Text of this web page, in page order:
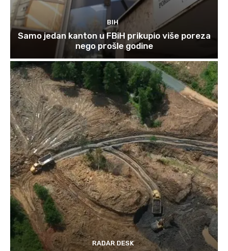
BIH
Samo jedan kanton u FBiH prikupio više poreza
nego prošle godine
RADAR DESK